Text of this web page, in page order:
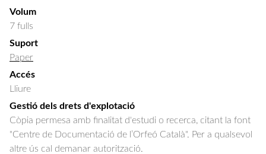
Volum
7 fulls
Suport
Paper
Accés
Lliure
Gestió dels drets d'explotació
Còpia permesa amb finalitat d'estudi o recerca, citant la font
"Centre de Documentació de l’Orfeó Català". Per a qualsevol
altre ús cal demanar autorització.